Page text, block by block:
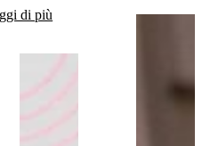
di più